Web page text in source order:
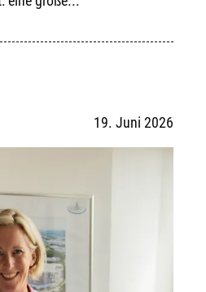
19. Juni 2026